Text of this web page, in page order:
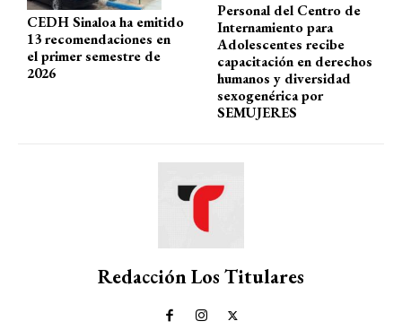
CEDH Sinaloa ha emitido
13 recomendaciones en
el primer semestre de
2026
Personal del Centro de
Internamiento para
Adolescentes recibe
capacitación en derechos
humanos y diversidad
sexogenérica por
SEMUJERES
Redacción Los Titulares